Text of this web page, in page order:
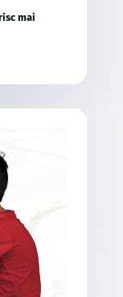
mai